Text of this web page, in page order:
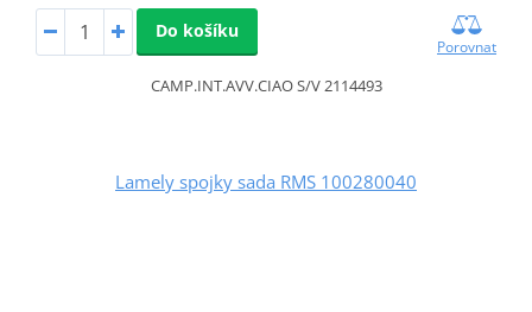
Do košíku
Porovnat
CAMP.INT.AVV.CIAO S/V 2114493
Lamely spojky sada RMS 100280040